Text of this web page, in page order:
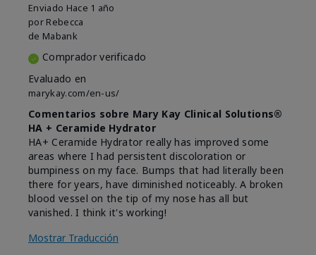
Enviado Hace 1 año
por Rebecca
de Mabank
Comprador verificado
Evaluado en
marykay.com/en-us/
Comentarios sobre Mary Kay Clinical Solutions®
HA + Ceramide Hydrator
HA+ Ceramide Hydrator really has improved some
areas where I had persistent discoloration or
bumpiness on my face. Bumps that had literally been
there for years, have diminished noticeably. A broken
blood vessel on the tip of my nose has all but
vanished. I think it's working!
Mostrar Traducción